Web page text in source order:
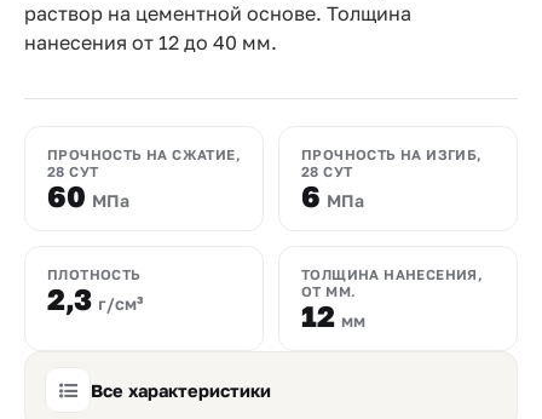
550-
03-
50
раствор на цементной основе. Толщина
нанесения от 12 до 40 мм.
ПРОЧНОСТЬ НА СЖАТИЕ,
28 СУТ
60 МПа
ПРОЧНОСТЬ НА ИЗГИБ,
28 СУТ
6 МПа
ПЛОТНОСТЬ
2,3 г/см³
ТОЛЩИНА НАНЕСЕНИЯ,
ОТ ММ.
12 мм
Все характеристики